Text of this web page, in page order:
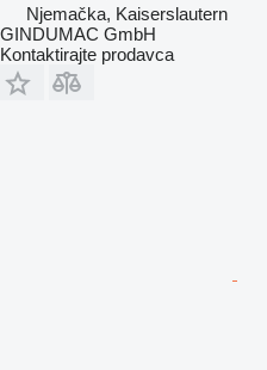
Njemačka, Kaiserslautern
GINDUMAC GmbH
Kontaktirajte prodavca